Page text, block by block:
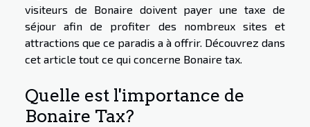
visiteurs de Bonaire doivent payer une taxe de
séjour afin de profiter des nombreux sites et
attractions que ce paradis a à offrir. Découvrez dans
cet article tout ce qui concerne Bonaire tax.
Quelle est l'importance de
Bonaire Tax?